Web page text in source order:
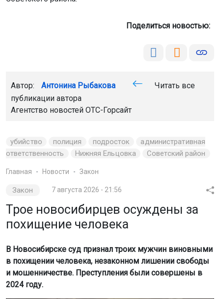
Поделиться новостью:
Автор: Антонина Рыбакова
Читать все
публикации автора
Агентство новостей ОТС-Горсайт
убийство полиция подросток
административная
ответственность
Нижняя Ельцовка Советский район
Главная Новости Закон
Закон 7 августа 2026 - 21:56
Трое новосибирцев осуждены за
похищение человека
В Новосибирске суд признал троих мужчин виновными
в похищении человека, незаконном лишении свободы
и мошенничестве. Преступления были совершены в
2024 году.